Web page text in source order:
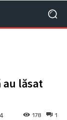
au lăsat
1
178